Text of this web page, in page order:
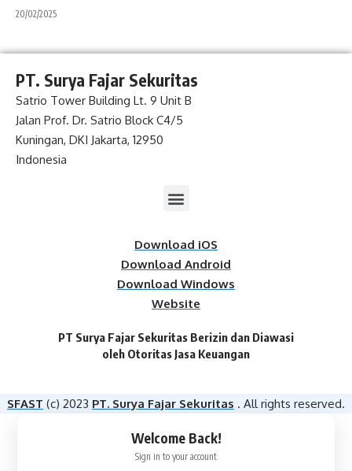
20/02/2025
PT. Surya Fajar Sekuritas
Satrio Tower Building Lt. 9 Unit B
Jalan Prof. Dr. Satrio Block C4/5
Kuningan, DKI Jakarta, 12950
Indonesia
Download iOS
Download Android
Download Windows
Website
PT Surya Fajar Sekuritas Berizin dan Diawasi
oleh Otoritas Jasa Keuangan​
SFAST (c) 2023 PT. Surya Fajar Sekuritas . All rights reserved.
Welcome Back!
Sign in to your account